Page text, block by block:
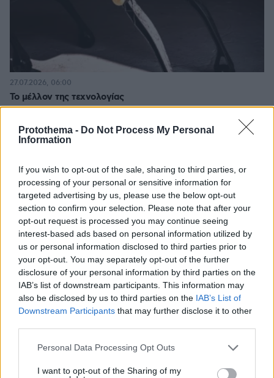
Protothema - Do Not Process My Personal
Information
If you wish to opt-out of the sale, sharing to third parties, or
processing of your personal or sensitive information for
targeted advertising by us, please use the below opt-out
section to confirm your selection. Please note that after your
opt-out request is processed you may continue seeing
interest-based ads based on personal information utilized by
us or personal information disclosed to third parties prior to
your opt-out. You may separately opt-out of the further
disclosure of your personal information by third parties on the
IAB’s list of downstream participants. This information may
also be disclosed by us to third parties on the IAB’s List of
Downstream Participants that may further disclose it to other
Please note that this website/app uses one or more Google
not limited to your visit or usage behaviour. You may click to
Personal Data Processing Opt Outs
I want to opt-out of the Sharing of my
Το μέλλον της τεχνολογίας
27.07.2026, 06:00
Η Smart φοιτητική κατοικία στην καρδιά της Αθήνας
03.08.2026, 10:56
Επαγγελματική Εκπαίδευση & Εξειδίκευση: Το Mοντέλο που
σε Bάζει στην Aγορά Eργασίας
26.07.2026, 09:54
ΣΧΟΛΙΑ(5)
ΠΡΟΣΘΗΚΗ ΣΧΟΛΙΟΥ
Ο Άξονας του Κακού
09.06.2026, 00:20
Ρωσία, Ιράν, Τουρκία, Κίνα, Πακιστάν, Βόρεια Κορέα.
ΑΠΑΝΤΗΣΗ